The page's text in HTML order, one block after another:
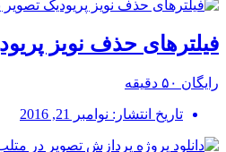
فیلترهای حذف نویز
رایگان ۵۰ دقیقه
تاریخ انتشار: نوامبر 21, 2016